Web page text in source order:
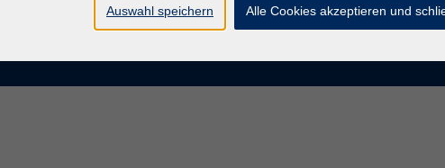
Auswahl speichern Alle Cookies akzeptieren und